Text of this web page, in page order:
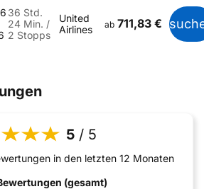
36 Std.
24 Min. /
2 Stopps
United
Airlines
ab 711,83 €
5 / 5
in den letzten 12 Monaten
(gesamt)